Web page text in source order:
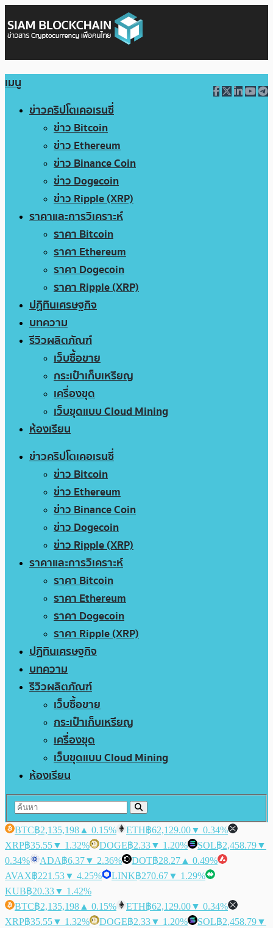
เมนู
ข่าวคริปโตเคอเรนซี่
ข่าว Bitcoin
ข่าว Ethereum
ข่าว Binance Coin
ข่าว Dogecoin
ข่าว Ripple (XRP)
ราคาและการวิเคราะห์
ราคา Bitcoin
ราคา Ethereum
ราคา Dogecoin
ราคา Ripple (XRP)
ปฏิทินเศรษฐกิจ
บทความ
รีวิวผลิตภัณฑ์
เว็บซื้อขาย
กระเป๋าเก็บเหรียญ
เครื่องขุด
เว็บขุดแบบ Cloud Mining
ห้องเรียน
ข่าวคริปโตเคอเรนซี่
ข่าว Bitcoin
ข่าว Ethereum
ข่าว Binance Coin
ข่าว Dogecoin
ข่าว Ripple (XRP)
ราคาและการวิเคราะห์
ราคา Bitcoin
ราคา Ethereum
ราคา Dogecoin
ราคา Ripple (XRP)
ปฏิทินเศรษฐกิจ
บทความ
รีวิวผลิตภัณฑ์
เว็บซื้อขาย
กระเป๋าเก็บเหรียญ
เครื่องขุด
เว็บขุดแบบ Cloud Mining
ห้องเรียน
BTC฿2,135,198 ▲ 0.15% ETH฿62,129.00▼ 0.34%
XRP฿35.55▼ 1.32% DOGE฿2.33▼ 1.20% SOL฿2,458.79▼
0.34%
ADA฿6.37▼ 2.36% DOT฿28.27 ▲ 0.49%
AVAX฿221.53▼ 4.25% LINK฿270.67▼ 1.29%
KUB฿20.33▼ 1.42%
BTC฿2,135,198 ▲ 0.15% ETH฿62,129.00▼ 0.34%
XRP฿35.55▼ 1.32% DOGE฿2.33▼ 1.20% SOL฿2,458.79▼